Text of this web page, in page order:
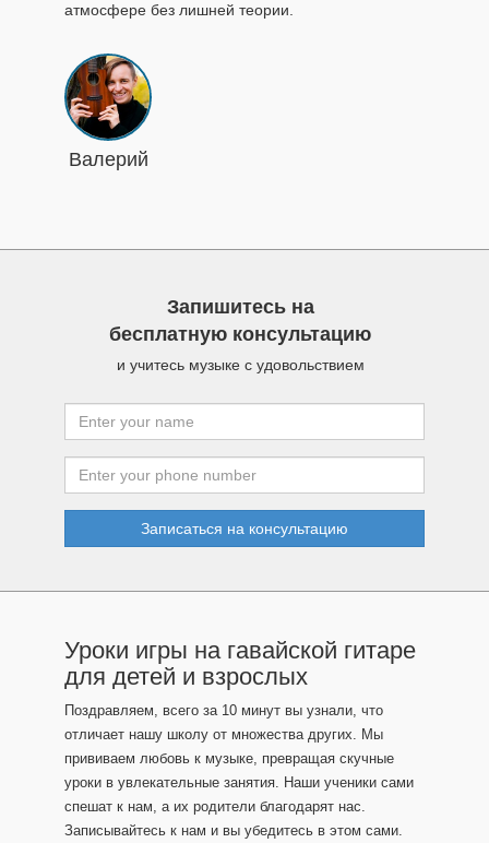
атмосфере без лишней теории.
Валерий
Запишитесь на
бесплатную консультацию
и учитесь музыке с удовольствием
Записаться на консультацию
Уроки игры на гавайской гитаре
для детей и взрослых
Поздравляем, всего за 10 минут вы узнали, что
отличает нашу школу от множества других. Мы
прививаем любовь к музыке, превращая скучные
уроки в увлекательные занятия. Наши ученики сами
спешат к нам, а их родители благодарят нас.
Записывайтесь к нам и вы убедитесь в этом сами.